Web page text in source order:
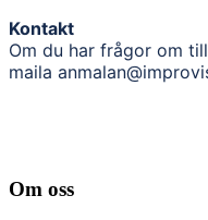
Kontakt
Om du har frågor om
maila
Om oss